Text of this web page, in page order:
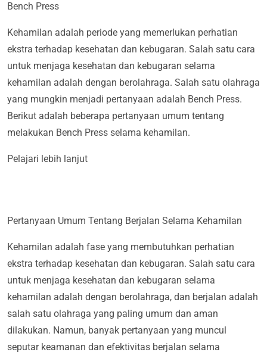
Bench Press
Kehamilan adalah periode yang memerlukan perhatian
ekstra terhadap kesehatan dan kebugaran. Salah satu cara
untuk menjaga kesehatan dan kebugaran selama
kehamilan adalah dengan berolahraga. Salah satu olahraga
yang mungkin menjadi pertanyaan adalah Bench Press.
Berikut adalah beberapa pertanyaan umum tentang
melakukan Bench Press selama kehamilan.
Pelajari lebih lanjut
Pertanyaan Umum Tentang Berjalan Selama Kehamilan
Kehamilan adalah fase yang membutuhkan perhatian
ekstra terhadap kesehatan dan kebugaran. Salah satu cara
untuk menjaga kesehatan dan kebugaran selama
kehamilan adalah dengan berolahraga, dan berjalan adalah
salah satu olahraga yang paling umum dan aman
dilakukan. Namun, banyak pertanyaan yang muncul
seputar keamanan dan efektivitas berjalan selama